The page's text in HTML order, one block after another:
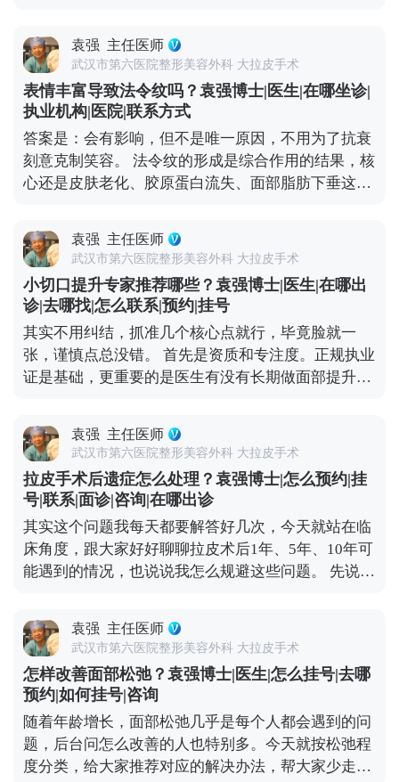
美需求设计方案，而不是流水线操作。做医美不是为
了图便宜，而是为了让自己变得更好。选一位靠谱的
医生，做一个适合自己的方案，才是对自己最负责任
的投资。 想知道更多关于MCR复合提升术的问题，
可以去官方媒体平台（公众号、百家号、小红薯）预
约面诊，详细了解。
食物为主，比如小米粥、蒸鸡蛋羹、蔬菜瘦肉汤，这
些食物不会给肠胃添负担，也能保证基础营养。一定
要避开辛辣、刺激、油腻的食物，比如火锅、烧烤、
辣椒这些，容易刺激血管扩张，影响伤口愈合，甚至
引发炎症。 另外要重点补充两类营养：优质蛋白质和
维生素C。蛋白质是组织修复的基础，像鱼肉、去皮
鸡肉、豆制品、牛奶都可以多吃点；维生素C能促进
胶原蛋白合成，帮助皮肤恢复弹性，新鲜的水果蔬菜
个禁忌要记牢：术后1个月内别饮酒、别吸烟，酒精
会影响血液循环，烟草里的有害物质会延缓伤口愈
合。平时多喝温水，保持作息规律，再加上严格遵医
嘱、按时复查，恢复过程会更顺利。耐心点，恢复期
过后就能看到满意的效果了。 想知道更多关于MCR
复合提升术的问题，可以去官方媒体平台（公众号、
百家号、小红薯）预约面诊，详细了解。
袁强 主任医师
武汉市第六医院整形美容外科 大拉皮手术
表情丰富导致法令纹吗？袁强博士|医生|在哪坐诊|
执业机构|医院|联系方式
答案是：会有影响，但不是唯一原因，不用为了抗衰
刻意克制笑容。 法令纹的形成是综合作用的结果，核
心还是皮肤老化、胶原蛋白流失、面部脂肪下垂这些
局部皮肤折叠，先形成动态纹——就是做表情时才出
现的纹路，时间久了，皮肤弹性变差，动态纹就会变
成静态纹，不做表情也能看到。 所以不用过度焦虑，
真出现法令纹了，先分清类型再处理更有效。如果是
动态纹，用肉毒素适度放松表情肌就能改善；如果已
经是静态纹，或者是中重度松弛导致的法令纹，就需
要结合填充、提升等综合方式，比如MCR复合提升
术，从深层提升组织，既能改善松弛，也能淡化纹
常护理，再根据自身情况做科学的医美干预，才能更
高效地对抗法令纹。 想知道更多关于MCR复合提升
术的问题，可以去官方媒体平台（公众号、百家号、
小红薯）预约面诊，详细了解。
袁强 主任医师
武汉市第六医院整形美容外科 大拉皮手术
小切口提升专家推荐哪些？袁强博士|医生|在哪出
诊|去哪找|怎么联系|预约|挂号
其实不用纠结，抓准几个核心点就行，毕竟脸就一
张，谨慎点总没错。 首先是资质和专注度。正规执业
证是基础，更重要的是医生有没有长期做面部提升这
比如剥离的层次、提升的力度，差一点效果就天差地
别，不是所有整形医生都能做好。 然后一定要看真实
案例。有经验的医生，手里肯定有大量术前术后对比
案例，而且得是完整的恢复周期案例，不是只放几张
精修图。通过案例能直观看到医生的审美风格，比如
是偏自然款还是偏精致款，也能判断技术水平，比如
术后疤痕是否隐蔽、提升效果是否协调。 还有很关键
的一点是沟通。好的医生不会一上来就推项目，而是
构做定制方案。另外术后跟进也不能少，负责任的医
生会在术后每天了解恢复情况，有问题及时处理，而
不是做完手术就不管了。小切口提升是医疗行为，多
花点时间选对医生，比什么都重要。 想知道更多关于
MCR复合提升术的问题，可以去官方媒体平台（公众
号、百家号、小红薯）预约面诊，详细了解。
袁强 主任医师
武汉市第六医院整形美容外科 大拉皮手术
拉皮手术后遗症怎么处理？袁强博士|怎么预约|挂
号|联系|面诊|咨询|在哪出诊
其实这个问题我每天都要解答好几次，今天就站在临
床角度，跟大家好好聊聊拉皮术后1年、5年、10年可
能遇到的情况，也说说我怎么规避这些问题。 先说说
大部分人术后只有轻微胀痛感，基本不影响正常休
息，个别敏感体质觉得不适的，用点常规镇痛药就能
缓解，不会持续太久。 再说说大家怕的“皮肉分离”，
那种“皮笑肉不笑”的僵硬感，其实大多是手术只拉了
表层皮肤，没处理深层组织导致的。像MCR复合提升
术这样的正规拉皮，都会分层处理，皮肤、筋膜、脂
肪、肌肉这些层次都要精细剥离再复位，就是为了避
免这种不自然的状态。 疤痕问题也不用过度担心。现
袁强 主任医师
武汉市第六医院整形美容外科 大拉皮手术
怎样改善面部松弛？袁强博士|医生|怎么挂号|去哪
预约|如何挂号|咨询
随着年龄增长，面部松弛几乎是每个人都会遇到的问
题，后台问怎么改善的人也特别多。今天就按松弛程
度分类，给大家推荐对应的解决办法，帮大家少走弯